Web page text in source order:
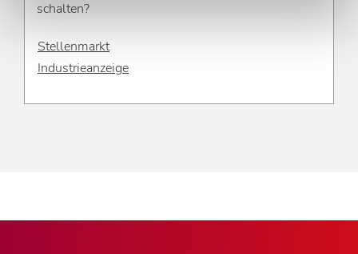
schalten?
Stellenmarkt
Industrieanzeige